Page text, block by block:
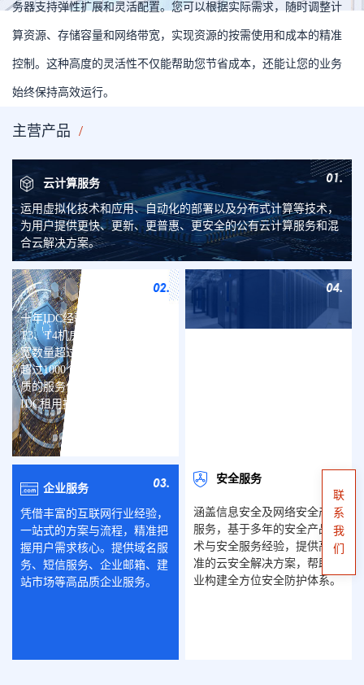
务器支持弹性扩展和灵活配置。您可以根据实际需求，随时调整计
算资源、存储容量和网络带宽，实现资源的按需使用和成本的精准
控制。这种高度的灵活性不仅能帮助您节省成本，还能让您的业务
始终保持高效运行。
主营产品 /
云计算服务
运用虚拟化技术和应用、自动化的部署以及分布式计算等技术，
为用户提供更快、更新、更普惠、更安全的公有云计算服务和混
合云解决方案。
IDC
服
务
十年IDC经验，拥有全国大量
T3、T4机房及高防机房，带
宽数量超过1000Gb，机架位
超过1000个，配套快云科技优
质的服务体系，提供优质的
IDC租用托管服务。
安全服务
涵盖信息安全及网络安全产品
服务，基于多年的安全产品技
术与安全服务经验，提供高标
准的云安全解决方案，帮助企
业构建全方位安全防护体系。
企业服务
凭借丰富的互联网行业经验，
一站式的方案与流程，精准把
握用户需求核心。提供域名服
务、短信服务、企业邮箱、建
站市场等高品质企业服务。
联
系
我
们